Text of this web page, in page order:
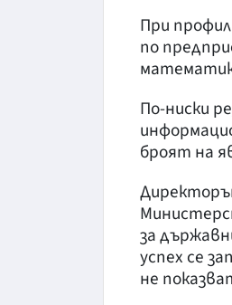
При
по
По-ниски
броят на
за
успех се
не